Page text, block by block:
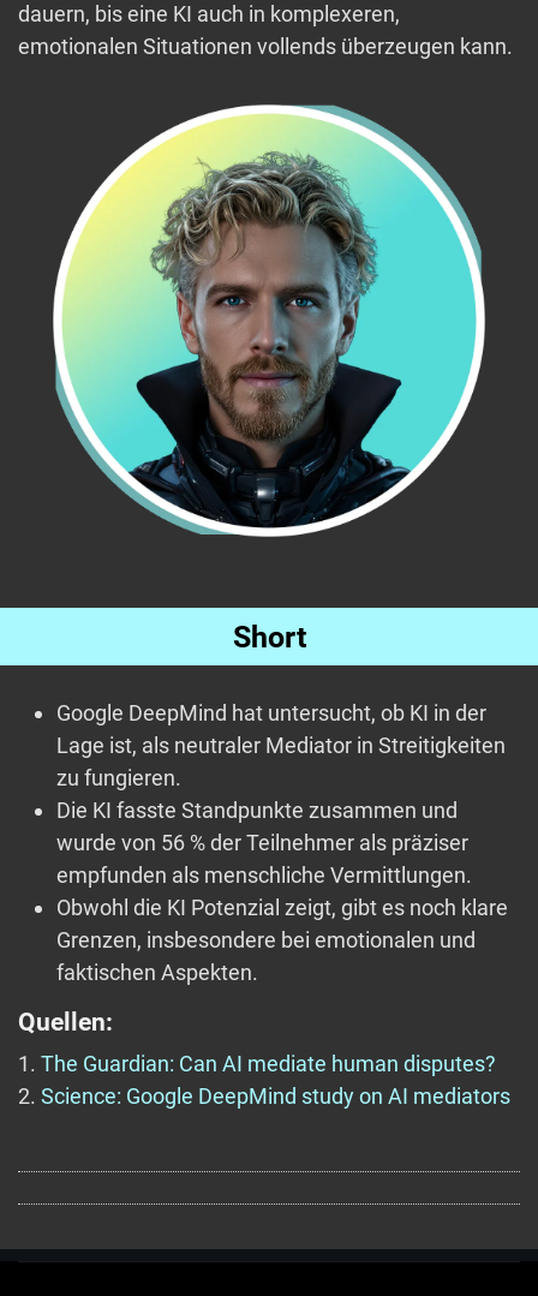
dauern, bis eine KI auch in komplexeren,
emotionalen Situationen vollends überzeugen kann.
Short
Google DeepMind hat untersucht, ob KI in der
Lage ist, als neutraler Mediator in Streitigkeiten
zu fungieren.
Die KI fasste Standpunkte zusammen und
wurde von 56 % der Teilnehmer als präziser
empfunden als menschliche Vermittlungen.
Obwohl die KI Potenzial zeigt, gibt es noch klare
Grenzen, insbesondere bei emotionalen und
faktischen Aspekten.
Quellen:
1. The Guardian: Can AI mediate human disputes?
2. Science: Google DeepMind study on AI mediators